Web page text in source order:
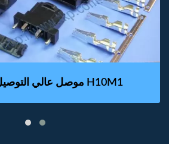
موصل عالي التوصيل بحجم كبير H10M1